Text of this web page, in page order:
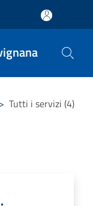
> Tutti i servizi (4)